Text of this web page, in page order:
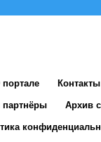
Контакты
партнёры Архив